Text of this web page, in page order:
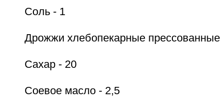
Соль - 1
Дрожжи хлебопекарные
Сахар - 20
Соевое масло - 2,5